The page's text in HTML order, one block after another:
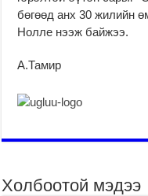
бөгөөд анх 30 жилийн
Нолле нээж байжээ.
А.Тамир
Холбоотой мэдээ